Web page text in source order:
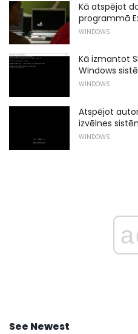
Kā atspējot
programmā
WINDOWS
Kā izmantot
Windows
WINDOWS
Atspējot
izvēlnes
WINDOWS
See Newest